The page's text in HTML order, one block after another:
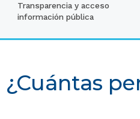
Transparencia y acceso
información pública
¿Cuántas